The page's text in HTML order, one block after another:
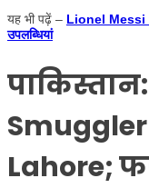
यह भी पढ़ें – Lionel Messi
उपलब्धियां
Lahore;